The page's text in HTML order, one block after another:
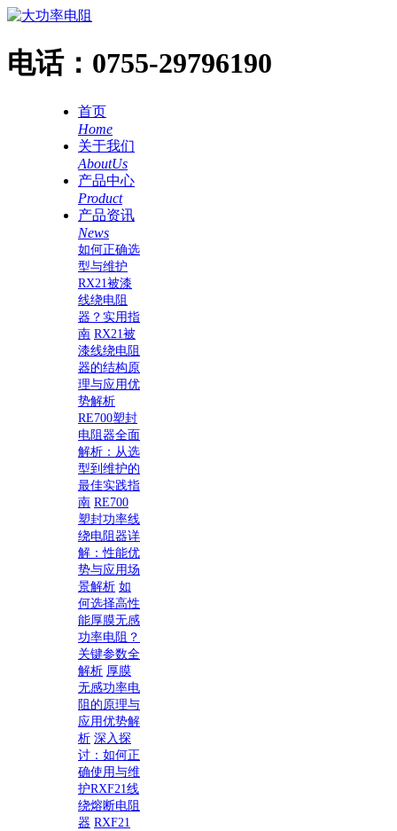
电话： 0755-29796190
首页
Home
关于我们
AboutUs
产品中心
Product
产品资讯
News
如何正确选
型与维护
RX21被漆
线绕电阻
器？实用指
南 RX21被
漆线绕电阻
器的结构原
理与应用优
势解析
RE700塑封
电阻器全面
解析：从选
型到维护的
最佳实践指
南 RE700
塑封功率线
绕电阻器详
解：性能优
势与应用场
景解析 如
何选择高性
能厚膜无感
功率电阻？
关键参数全
解析 厚膜
无感功率电
阻的原理与
应用优势解
析 深入探
讨：如何正
确使用与维
护RXF21线
绕熔断电阻
器 RXF21